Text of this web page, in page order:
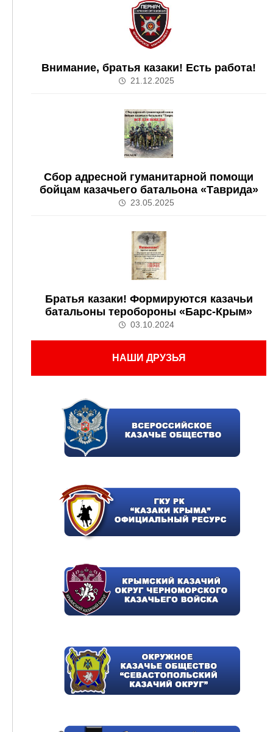
Внимание, братья казаки! Есть работа!
21.12.2025
Сбор адресной гуманитарной помощи
бойцам казачьего батальона «Таврида»
23.05.2025
Братья казаки! Формируются казачьи
батальоны теробороны «Барс-Крым»
03.10.2024
НАШИ ДРУЗЬЯ